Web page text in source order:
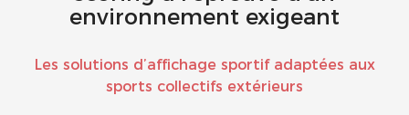
environnement exigeant
Les solutions d’affichage sportif adaptées aux
sports collectifs extérieurs